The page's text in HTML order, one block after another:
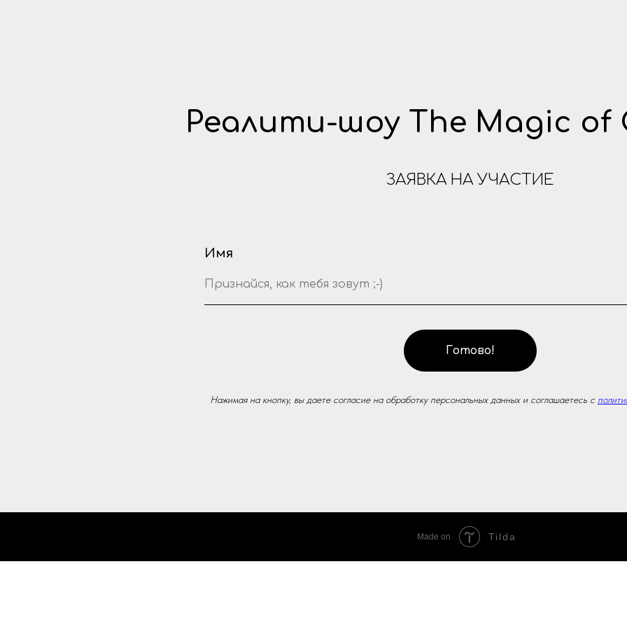
Реалити-шоу The Magic of
ЗАЯВКА НА УЧАСТИЕ
Имя
Готово!
Нажимая на кнопку, вы даете согласие на обработку персональных данных и соглашаетесь c
Made on Tilda